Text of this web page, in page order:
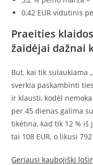
0,42 EUR vidutinis
Praeities
žaidėjai dažnai
But, kai tik sulaukiama
sverkia paskambinti
ir klausti, kodėl
per 45 dienas galima
tikėtina, kad tik 12 % iš
tai 108 EUR, o likusi
Geriausi kaubojiški